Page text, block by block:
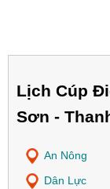
Lịch Cúp
Sơn -
An Nông
Dân Lực